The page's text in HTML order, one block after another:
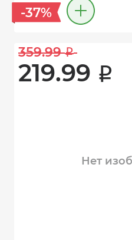
-37%
359.99 i
219.99 i
Нет